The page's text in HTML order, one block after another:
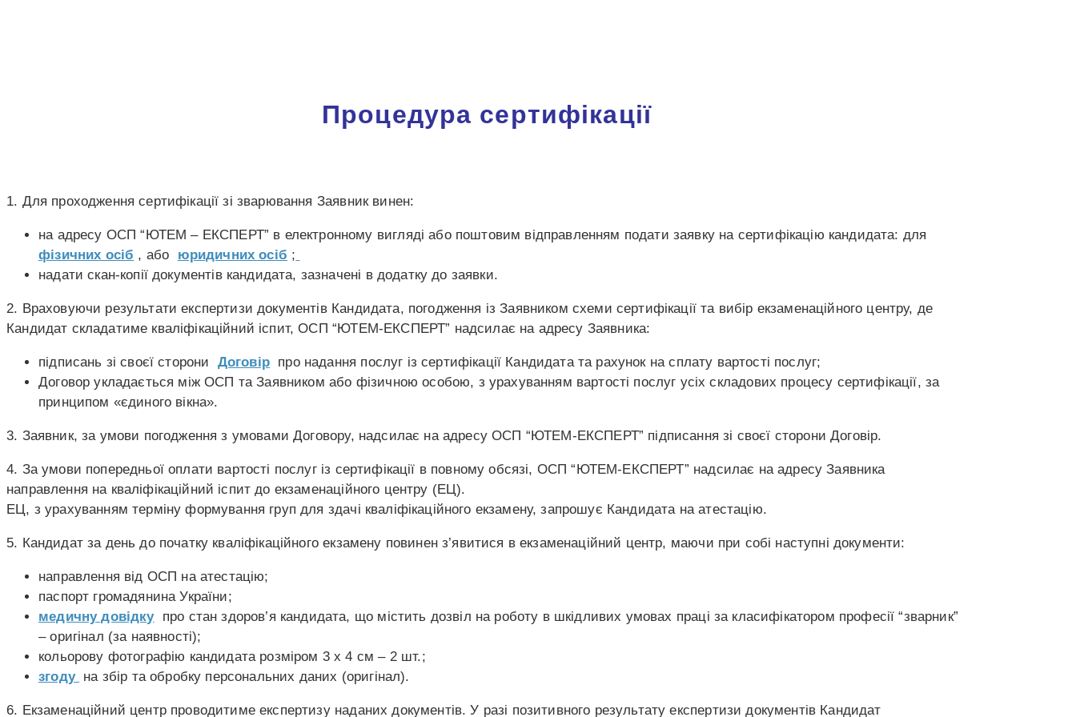
Процедура сертифікації
1. Для проходження сертифікації зі зварювання Заявник винен:
на адресу ОСП “ЮТЕМ – ЕКСПЕРТ” в електронному вигляді або поштовим відправленням подати заявку на сертифікацію кандидата: для
фізичних осіб , або юридичних осіб ;
надати скан-копії документів кандидата, зазначені в додатку до заявки.
2. Враховуючи результати експертизи документів Кандидата, погодження із Заявником схеми сертифікації та вибір екзаменаційного центру, де
Кандидат складатиме кваліфікаційний іспит, ОСП “ЮТЕМ-ЕКСПЕРТ” надсилає на адресу Заявника:
підписань зі своєї сторони Договірпро надання послуг із сертифікації Кандидата та рахунок на сплату вартості послуг;
Договор укладається між ОСП та Заявником або фізичною особою, з урахуванням вартості послуг усіх складових процесу сертифікації, за
принципом «єдиного вікна».
3. Заявник, за умови погодження з умовами Договору, надсилає на адресу ОСП “ЮТЕМ-ЕКСПЕРТ” підписання зі своєї сторони Договір.
4. За умови попередньої оплати вартості послуг із сертифікації в повному обсязі, ОСП “ЮТЕМ-ЕКСПЕРТ” надсилає на адресу Заявника
направлення на кваліфікаційний іспит до екзаменаційного центру (ЕЦ).
ЕЦ, з урахуванням терміну формування груп для здачі кваліфікаційного екзамену, запрошує Кандидата на атестацію.
5. Кандидат за день до початку кваліфікаційного екзамену повинен з’явитися в екзаменаційний центр, маючи при собі наступні документи:
направлення від ОСП на атестацію;
паспорт громадянина України;
медичну довідкупро стан здоров’я кандидата, що містить дозвіл на роботу в шкідливих умовах праці за класифікатором професії “зварник”
– оригінал (за наявності);
кольорову фотографію кандидата розміром 3 х 4 см – 2 шт.;
згоду на збір та обробку персональних даних (оригінал).
6. Екзаменаційний центр проводитиме експертизу наданих документів.У разі позитивного результату експертизи документів Кандидат